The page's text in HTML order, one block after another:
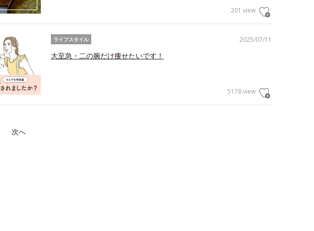
201 view
2025/07/11
ライフスタイル
大至急・二の腕だけ痩せたいです！
5178 view
次へ